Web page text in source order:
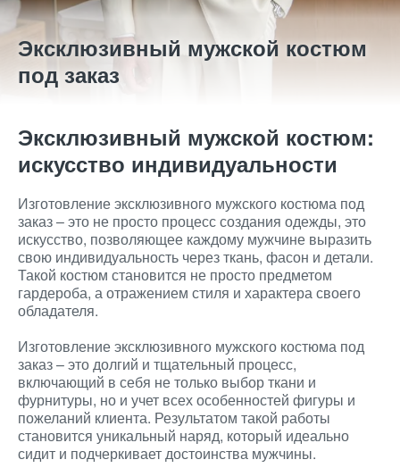
Эксклюзивный мужской костюм
под заказ
Эксклюзивный мужской костюм:
искусство индивидуальности
Изготовление эксклюзивного мужского костюма под
заказ – это не просто процесс создания одежды, это
искусство, позволяющее каждому мужчине выразить
свою индивидуальность через ткань, фасон и детали.
Такой костюм становится не просто предметом
гардероба, а отражением стиля и характера своего
обладателя.
Изготовление эксклюзивного мужского костюма под
заказ – это долгий и тщательный процесс,
включающий в себя не только выбор ткани и
фурнитуры, но и учет всех особенностей фигуры и
пожеланий клиента. Результатом такой работы
становится уникальный наряд, который идеально
сидит и подчеркивает достоинства мужчины.